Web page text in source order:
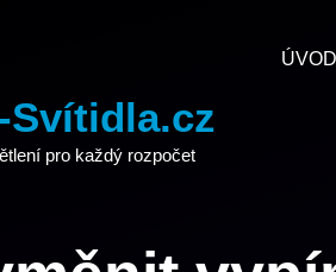
Svítidla.cz
pro každý rozpočet
ÚVOD